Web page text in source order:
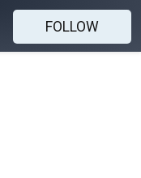
FOLLOW